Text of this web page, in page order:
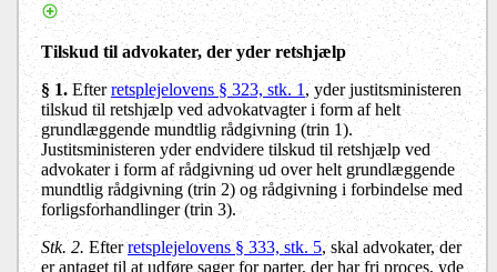
Tilskud til advokater, der yder retshjælp
§ 1.Efterretsplejelovens § 323, stk. 1 , yder justitsministeren
tilskud til retshjælp ved advokatvagter i form af helt
grundlæggende mundtlig rådgivning (trin 1).
Justitsministeren yder endvidere tilskud til retshjælp ved
advokater i form af rådgivning ud over helt grundlæggende
mundtlig rådgivning (trin 2) og rådgivning i forbindelse med
forligsforhandlinger (trin 3).
Stk. 2. Efterretsplejelovens § 333, stk. 5, skal advokater, der
er antaget til at udføre sager for parter, der har fri proces, yde